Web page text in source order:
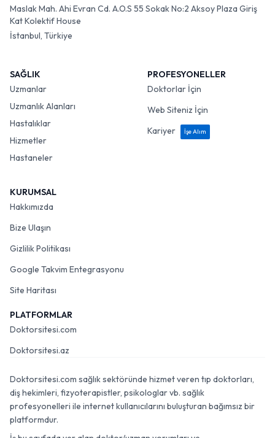
Maslak Mah. Ahi Evran Cd. A.O.S 55 Sokak No:2 Aksoy Plaza Giriş
Kat Kolektif House
İstanbul, Türkiye
SAĞLIK
Uzmanlar
Uzmanlık Alanları
Hastalıklar
Hizmetler
Hastaneler
PROFESYONELLER
Doktorlar İçin
Web Siteniz İçin
Kariyer
İşe Alım
KURUMSAL
Hakkımızda
Bize Ulaşın
Gizlilik Politikası
Google Takvim Entegrasyonu
Site Haritası
PLATFORMLAR
Doktorsitesi.com
Doktorsitesi.az
Doktorsitesi.com sağlık sektöründe hizmet veren tıp doktorları,
diş hekimleri, fizyoterapistler, psikologlar vb. sağlık
profesyonelleri ile internet kullanıcılarını buluşturan bağımsız bir
platformdur.